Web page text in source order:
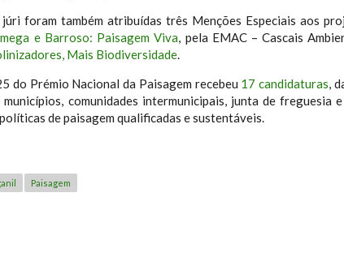
foram também atribuídas três Menções Especiais aos
e Barroso: Paisagem Viva, pela EMAC – Cascais
Mais Biodiversidade.
do Prémio Nacional da Paisagem recebeu 17 candidaturas,
comunidades intermunicipais, junta de
de paisagem qualificadas e sustentáveis.
Paisagem